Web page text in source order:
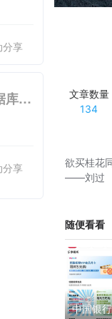
分享
【阿里云】双十一/11.11上云狂欢节：云服务器年付85元起,云数据库19.9元/年起,com域名23元起
分享
文章数量
134
欲买桂花
——刘过
随便看看
中国银